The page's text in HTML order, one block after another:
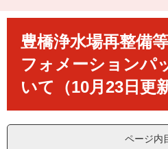
本
豊橋浄水場再整備
フォメーションパ
いて（10月23日更新
ページ内